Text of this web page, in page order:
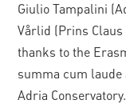
Giulio Tampalini
Vårlid (Prins
thanks to the
summa cum
Adria Conservatory.